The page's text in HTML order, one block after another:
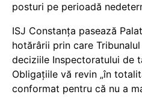
posturi pe perioadă
ISJ Constanța pasează
hotărârii prin care
deciziile Inspectoratului de
Obligațiile vă revin „în
conformat pentru că nu a